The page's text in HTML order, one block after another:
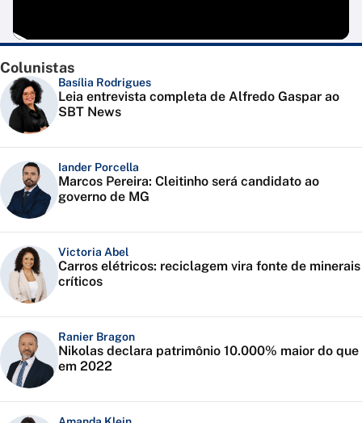
Colunistas
Basília Rodrigues
Leia entrevista completa de Alfredo Gaspar ao
SBT News
Iander Porcella
Marcos Pereira: Cleitinho será candidato ao
governo de MG
Victoria Abel
Carros elétricos: reciclagem vira fonte de minerais
críticos
Ranier Bragon
Nikolas declara patrimônio 10.000% maior do que
em 2022